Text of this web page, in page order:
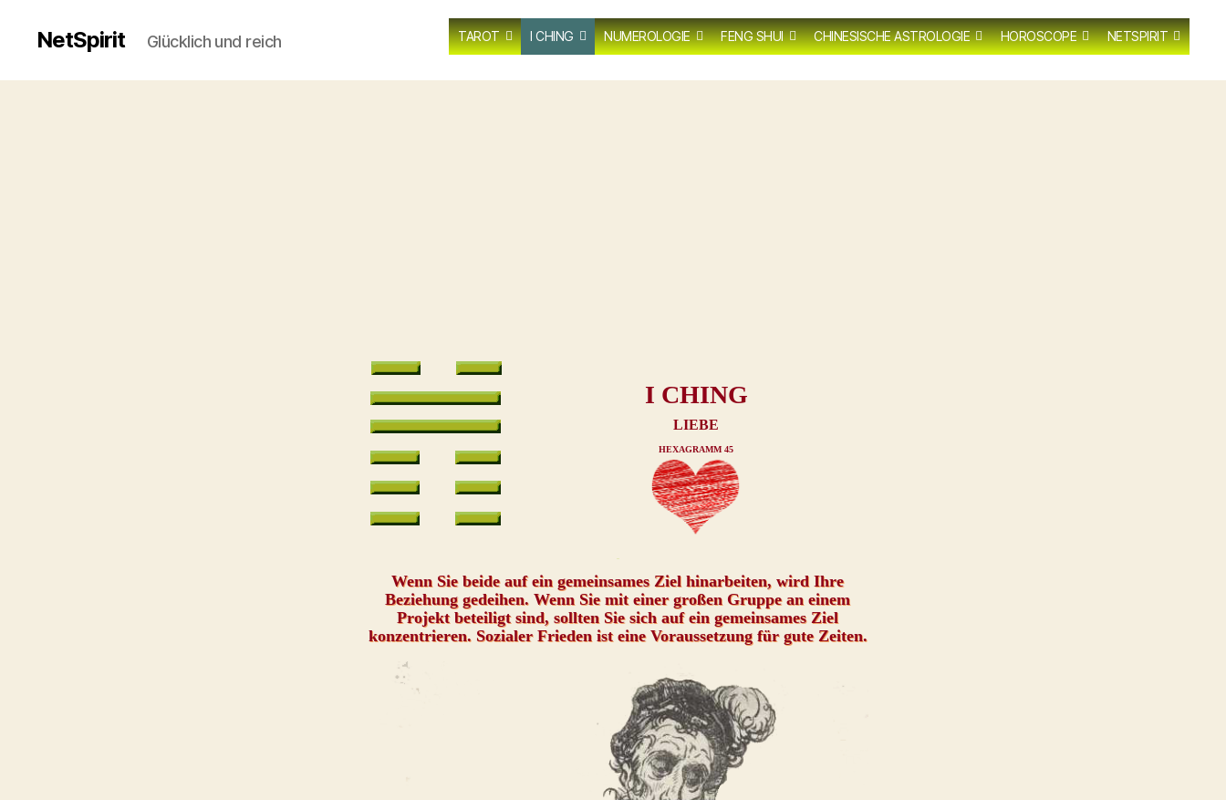
NetSpirit Glücklich und reich TAROT I CHING NUMEROLOGIE FENG SHUI CHINESISCHE ASTROLOGIE HOROSCOPE NETSPIRIT
I CHING
LIEBE
HEXAGRAMM 45
Wenn Sie beide auf ein gemeinsames Ziel hinarbeiten, wird Ihre
Beziehung gedeihen. Wenn Sie mit einer großen Gruppe an einem
Projekt beteiligt sind, sollten Sie sich auf ein gemeinsames Ziel
konzentrieren. Sozialer Frieden ist eine Voraussetzung für gute Zeiten.